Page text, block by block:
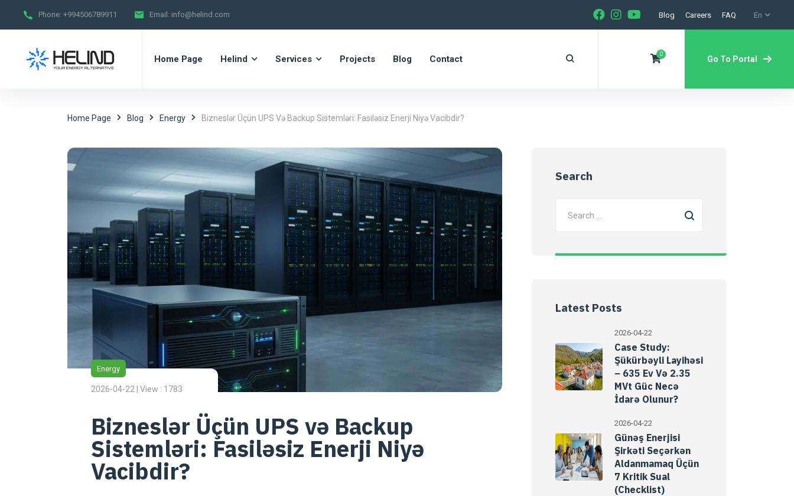
Phone: +994506789911 Email: info@helind.com Blog Careers FAQ En
Home Page Helind Services Projects Blog Contact 0
Go To Portal
Home Page Blog Energy Bizneslər Üçün UPS Və Backup Sistemləri: Fasiləsiz Enerji Niyə Vacibdir?
Energy
2026-04-22 | View : 1783
Bizneslər Üçün UPS və Backup
Sistemləri: Fasiləsiz Enerji Niyə
Vacibdir?
Search
Latest Posts
2026-04-22
Case Study:
Şükürbəyli Layihəsi
– 635 Ev Və 2.35
MVt Güc Necə
İdarə Olunur?
2026-04-22
Günəş Enerjisi
Şirkəti Seçərkən
Aldanmamaq Üçün
7 Kritik Sual
(Checklist)